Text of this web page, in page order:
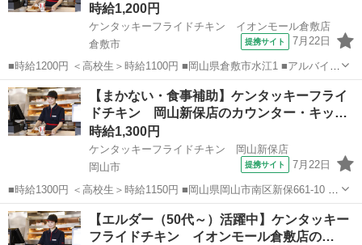
時給1,200円
ケンタッキーフライドチキン イオンモール倉敷店
倉敷市
提携サイト 7月22日
■時給1200円 ＜高校生＞時給1100円 ■岡山県倉敷市水江1 ■アルバイ
ト、パート ■未経験歓迎、高校生OK、フリーター歓迎、ミドル（40代
～）活躍中、エルダー（50代～）活躍中、シニア（60代～）活躍中、
ボーナス・賞与...
岡山 倉敷市 ファーストフード
【まかない・食事補助】ケンタッキーフライ
ドチキン 岡山新保店のカウンター・キッ…
時給1,300円
ケンタッキーフライドチキン 岡山新保店
岡山市
提携サイト 7月22日
■時給1300円 ＜高校生＞時給1150円 ■岡山県岡山市南区新保661-10 ■
アルバイト、パート ■未経験歓迎、高校生OK、フリーター歓迎、ミド
ル（40代～）活躍中、エルダー（50代～）活躍中、シニア（60代～）
活躍中、...
岡山 岡山市 ファーストフード
【エルダー（50代～）活躍中】ケンタッキー
フライドチキン イオンモール倉敷店の…